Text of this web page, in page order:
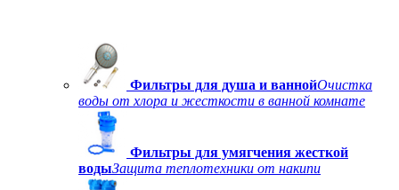
Фильтры для душа и ваннойОчистка
воды от хлора и жесткости в ванной комнате
Фильтры для умягчения жесткой
водыЗащита теплотехники от накипи